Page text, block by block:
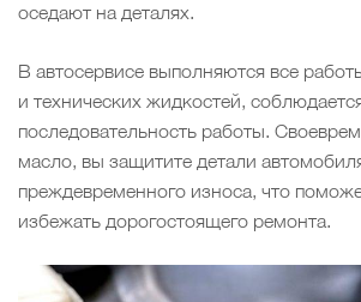
оседают на деталях.
В автосервисе выполняются все
и технических жидкостей,
последовательность работы.
масло, вы защитите детали
преждевременного износа, что
избежать дорогостоящего ремонта.